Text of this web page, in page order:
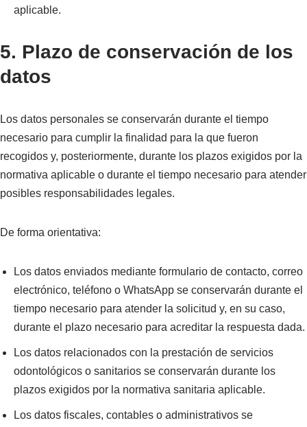
aplicable.
5. Plazo de conservación de los
datos
Los datos personales se conservarán durante el tiempo
necesario para cumplir la finalidad para la que fueron
recogidos y, posteriormente, durante los plazos exigidos por la
normativa aplicable o durante el tiempo necesario para atender
posibles responsabilidades legales.
De forma orientativa:
Los datos enviados mediante formulario de contacto, correo
electrónico, teléfono o WhatsApp se conservarán durante el
tiempo necesario para atender la solicitud y, en su caso,
durante el plazo necesario para acreditar la respuesta dada.
Los datos relacionados con la prestación de servicios
odontológicos o sanitarios se conservarán durante los
plazos exigidos por la normativa sanitaria aplicable.
Los datos fiscales, contables o administrativos se